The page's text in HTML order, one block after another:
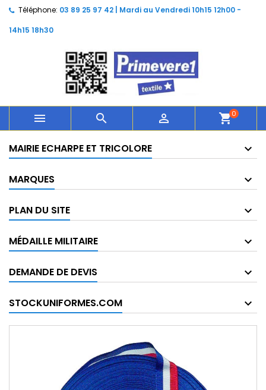
Téléphone: 03 89 25 97 42 | Mardi au Vendredi 10h15 12h00 -
14h15 18h30
   shopping_cart0
MAIRIE ECHARPE ET TRICOLORE
MARQUES
PLAN DU SITE
MÉDAILLE MILITAIRE
DEMANDE DE DEVIS
STOCKUNIFORMES.COM